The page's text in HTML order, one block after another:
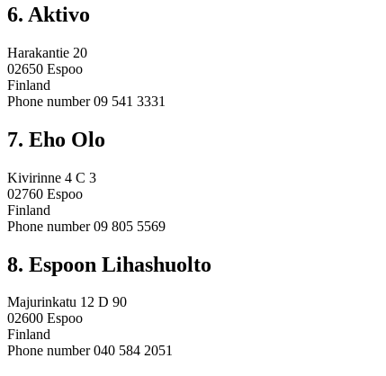
6. Aktivo
Harakantie 20
02650 Espoo
Finland
Phone number 09 541 3331
7. Eho Olo
Kivirinne 4 C 3
02760 Espoo
Finland
Phone number 09 805 5569
8. Espoon Lihashuolto
Majurinkatu 12 D 90
02600 Espoo
Finland
Phone number 040 584 2051